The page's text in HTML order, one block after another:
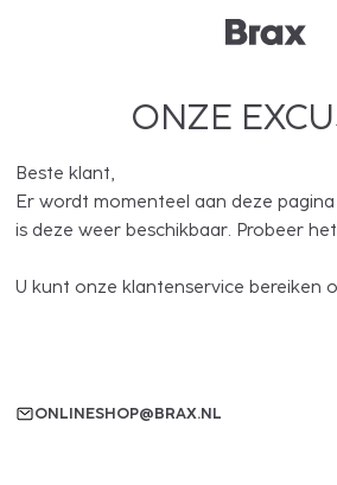
ONZE
Beste klant,
Er wordt momenteel aan deze
is deze weer beschikbaar. Probeer
U kunt onze klantenservice bereiken
ONLINESHOP@BRAX.NL